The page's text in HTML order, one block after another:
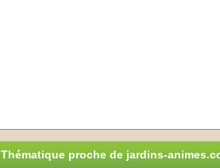
Thématique proche de jardins-